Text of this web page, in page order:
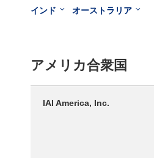
インド
オーストラリア
アメリカ合衆国
IAI America, Inc.